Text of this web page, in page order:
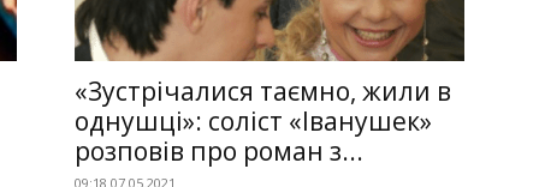
«Зустрічалися таємно, жили в
однушці»: соліст «Іванушек»
розповів про роман з...
09:18 07.05.2021